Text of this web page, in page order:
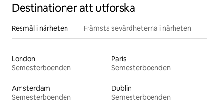
Destinationer att utforska
Resmål i närheten Främsta sevärdheterna i närheten
London
Semesterboenden
Paris
Semesterboenden
Amsterdam
Semesterboenden
Dublin
Semesterboenden